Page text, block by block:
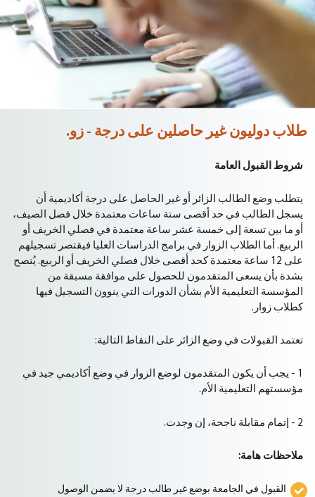
طلاب دوليون غير حاصلين على درجة - زو.
شروط القبول العامة
يتطلب وضع الطالب الزائر أو غير الحاصل على درجة أكاديمية أن
يسجل الطالب في حد أقصى ستة ساعات معتمدة خلال فصل الصيف،
أو ما بين تسعة إلى خمسة عشر ساعة معتمدة في فصلي الخريف أو
الربيع. أما الطلاب الزوار في برامج الدراسات العليا فيقتصر تسجيلهم
على 12 ساعة معتمدة كحد أقصى خلال فصلي الخريف أو الربيع. يُنصح
بشدة بأن يسعى المتقدمون للحصول على موافقة مسبقة من
المؤسسة التعليمية الأم بشأن الدورات التي ينوون التسجيل فيها
كطلاب زوار.
تعتمد القبولات في وضع الزائر على النقاط التالية:
1 - يجب أن يكون المتقدمون لوضع الزوار في وضع أكاديمي جيد في
مؤسستهم التعليمية الأم.
2 - إتمام مقابلة ناجحة، إن وجدت.
ملاحظات هامة:
القبول في الجامعة بوضع غير طالب درجة لا يضمن الوصول